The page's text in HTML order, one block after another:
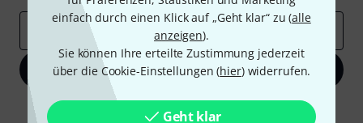
einfach durch einen Klick auf „Geht klar“ zu (alle
anzeigen).
Sie können Ihre erteilte Zustimmung jederzeit
über die Cookie-Einstellungen (hier) widerrufen.
Geht klar
E-Mail-Adresse
Jetzt anmelden
Mit Klick auf „Jetzt anmelden“ stimmen Sie dem Erhalt von E-Mail-